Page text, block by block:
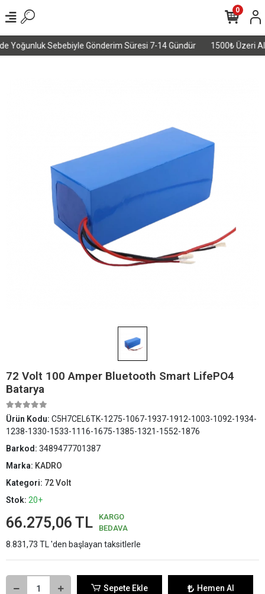
Sebebiyle Gönderim Süresi 7-14 Gündür 1500₺ Üzeri
0
72 Volt 100 Amper Bluetooth Smart LifePO4
Batarya
Ürün Kodu: C5H7CEL6TK-1275-1067-1937-1912-1003-1092-1934-
1238-1330-1533-1116-1675-1385-1321-1552-1876
Barkod: 3489477701387
Marka: KADRO
Kategori: 72 Volt
Stok: 20+
66.275,06 TL
KARGO
BEDAVA
8.831,73 TL 'den başlayan taksitlerle
Sepete Ekle Hemen Al